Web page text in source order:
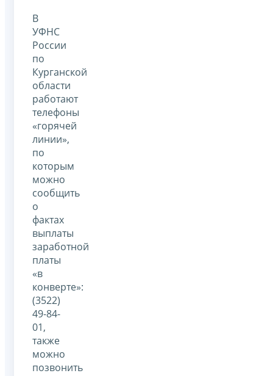
В
УФНС
России
по
Курганской
области
работают
телефоны
«горячей
линии»,
по
которым
можно
сообщить
о
фактах
выплаты
заработной
платы
«в
конверте»:
(3522)
49-84-
01,
также
можно
позвонить